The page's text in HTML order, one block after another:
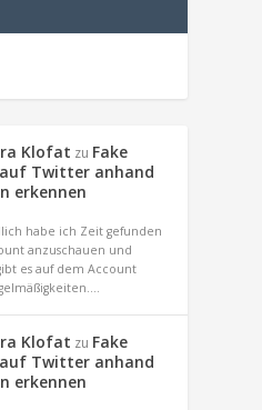
Klofat zu Fake
Twitter anhand
erkennen
habe ich Zeit gefunden
anzuschauen und
es auf dem Account
Klofat zu Fake
Twitter anhand
erkennen